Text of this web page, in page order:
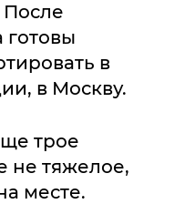
готовы
в
в Москву.
трое
не тяжелое,
месте.